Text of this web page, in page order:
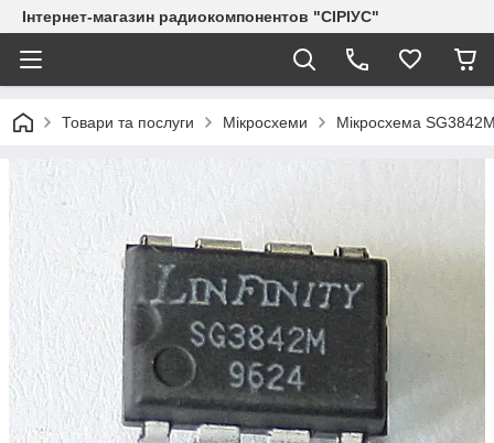
Інтернет-магазин радиокомпонентов "СІРІУС"
Товари та послуги Мікросхеми Мікросхема